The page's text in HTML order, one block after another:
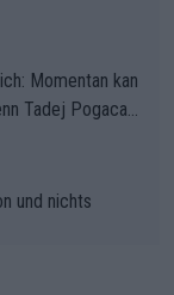
am Ber
große Finale R
Oberwasser, ab
gehen. (gregman
Momentan kan
Tadej Pogacar
und nichts